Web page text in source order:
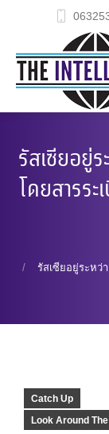
รัสเซียอยู่
โดยสารร
รัสเซียอยู่ระหว่
Catch Up
Look Around